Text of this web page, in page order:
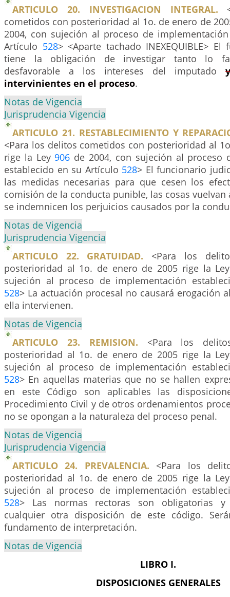
ARTICULO 20. INVESTIGACION INTEGRAL.
cometidos con posterioridad al 1o. de enero de
2004, con sujeción al proceso de
Artículo 528> <Aparte tachado INEXEQUIBLE>
tiene la obligación de investigar tanto lo
desfavorable a los intereses del imputado
intervinientes en el proceso.
Notas de Vigencia
Jurisprudencia Vigencia
ARTICULO 21. RESTABLECIMIENTO Y
<Para los delitos cometidos con posterioridad al
rige la Ley 906 de 2004, con sujeción al proceso
establecido en su Artículo 528> El funcionario
las medidas necesarias para que cesen los
comisión de la conducta punible, las cosas
se indemnicen los perjuicios causados por la
Notas de Vigencia
Jurisprudencia Vigencia
ARTICULO 22. GRATUIDAD. <Para los
posterioridad al 1o. de enero de 2005 rige la
sujeción al proceso de implementación
528> La actuación procesal no causará erogación
ella intervienen.
Notas de Vigencia
ARTICULO 23. REMISION. <Para los
posterioridad al 1o. de enero de 2005 rige la
sujeción al proceso de implementación
528> En aquellas materias que no se hallen
en este Código son aplicables las
Procedimiento Civil y de otros ordenamientos
no se opongan a la naturaleza del proceso penal.
Notas de Vigencia
Jurisprudencia Vigencia
ARTICULO 24. PREVALENCIA. <Para los
posterioridad al 1o. de enero de 2005 rige la
sujeción al proceso de implementación
528> Las normas rectoras son obligatorias y
cualquier otra disposición de este código.
fundamento de interpretación.
Notas de Vigencia
LIBRO I.
DISPOSICIONES GENERALES